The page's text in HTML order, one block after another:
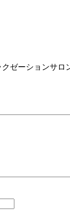
ゼーションサ